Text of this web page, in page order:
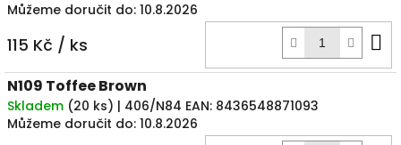
Můžeme doručit do: 10.8.2026
115 Kč / ks
N109 Toffee Brown
Skladem (20 ks) | 406/N84 EAN: 8436548871093
Můžeme doručit do: 10.8.2026